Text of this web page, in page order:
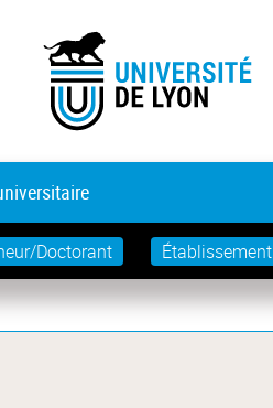
Doctorant Établissement